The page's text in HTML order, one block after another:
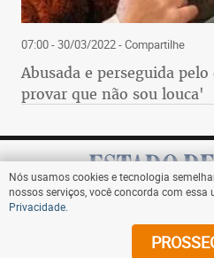
07:00 - 30/03/2022- Compartilhe
Abusada e perseguida
provar que não sou louca'
Nós usamos cookies e tecnologia
nossos serviços, você concorda com
Privacidade